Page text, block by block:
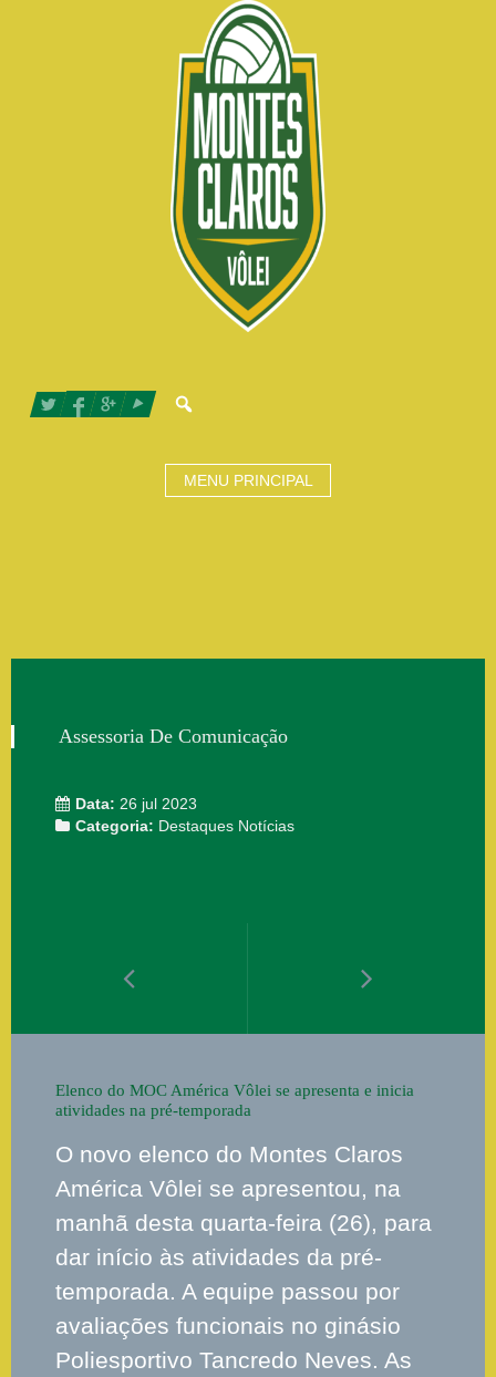
MENU PRINCIPAL
Assessoria De Comunicação
Data: 26 jul 2023
Categoria: Destaques Notícias
Elenco do MOC América Vôlei se apresenta e inicia
atividades na pré-temporada
O novo elenco do Montes Claros
América Vôlei se apresentou, na
manhã desta quarta-feira (26), para
dar início às atividades da pré-
temporada. A equipe passou por
avaliações funcionais no ginásio
Poliesportivo Tancredo Neves. As